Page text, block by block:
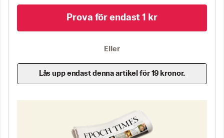
Prova för endast 1 kr
Eller
Lås upp endast denna artikel för 19 kronor.